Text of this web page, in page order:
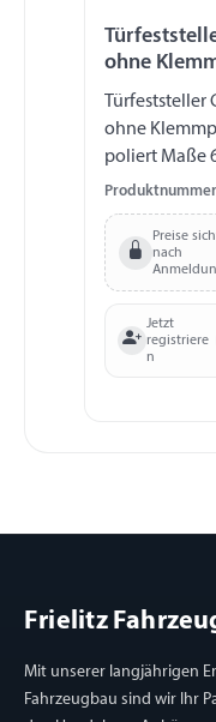
ohne
AIMg pol
Türfeststeller
ohne
poliert Maße
mm
Preise
nach
Jetzt
registriere
n
Frielitz
Mit unserer langjährigen
Fahrzeugbau sind wir Ihr